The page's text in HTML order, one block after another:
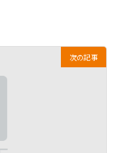
次の記事